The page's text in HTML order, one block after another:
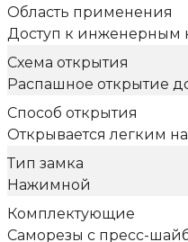
Область применения
Доступ к инженерным
Схема открытия
Распашное открытие
Способ открытия
Открывается легким
Тип замка
Нажимной
Комплектующие
Саморезы с пресс-